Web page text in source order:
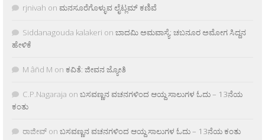
rjnivah on ಮನಸೂರೆಗೊಳ್ಳುವ ಲೈಟ್ಲಮ್ ಕಣಿವೆ
Siddanagouda kalakeri on ಬಾದಮಿ ಅಮವಾಸ್ಯೆ: ಚಬನೂರ ಅಮೋಗ ಸಿದ್ದನ
ಹೇಳಿಕೆ
M âñd M on ಕವಿತೆ: ಜೀವನ ಜ್ಯೋತಿ
C.P.Nagaraja on ಬಸವಣ್ಣನ ವಚನಗಳಿಂದ ಆಯ್ದ ಸಾಲುಗಳ ಓದು – 13ನೆಯ
ಕಂತು
ರಾಜೀವ್ on ಬಸವಣ್ಣನ ವಚನಗಳಿಂದ ಆಯ್ದ ಸಾಲುಗಳ ಓದು – 13ನೆಯ ಕಂತು